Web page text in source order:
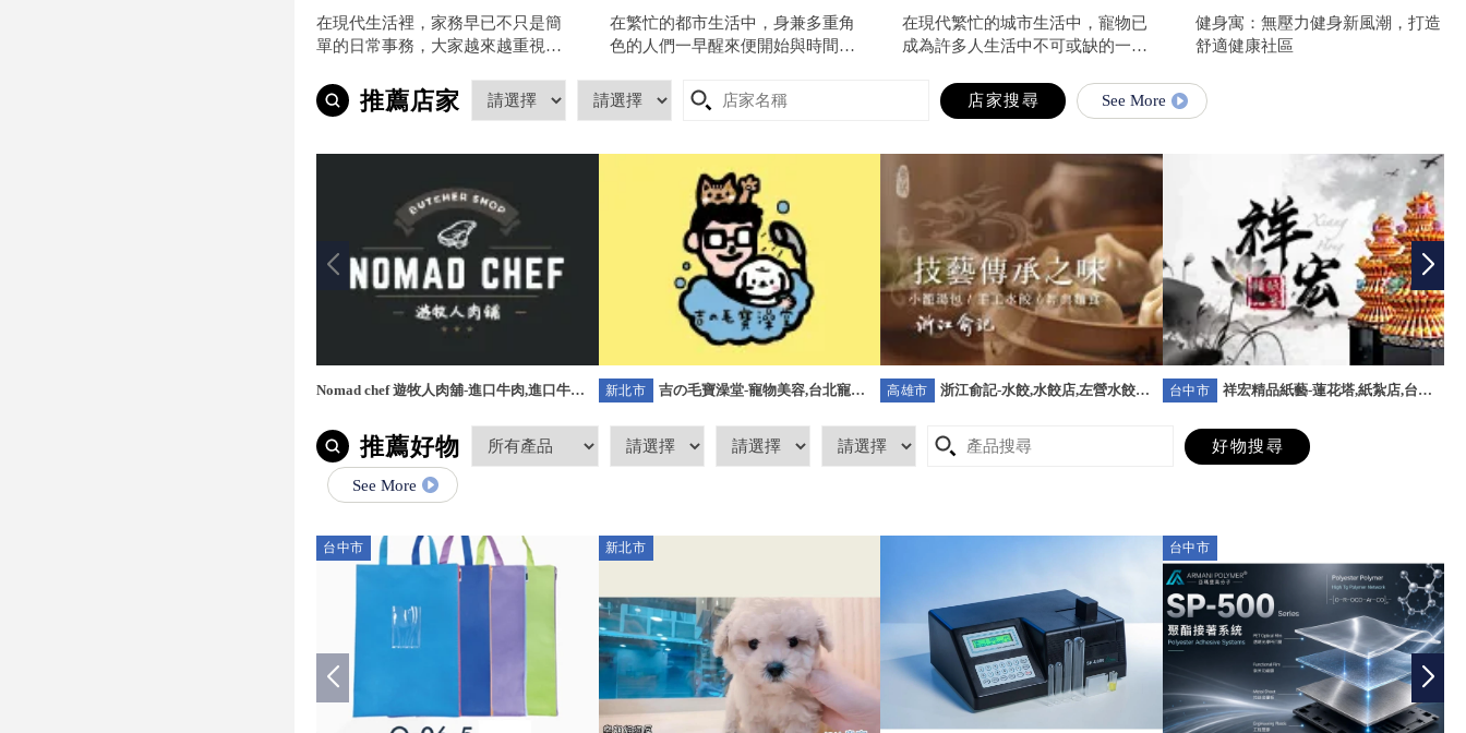
在現代生活裡，家務早已不只是簡
單的日常事務，大家越來越重視方
小事卻常常讓人煩惱。像是衣服太
多、空間不夠，或是遇到突然變
在繁忙的都市生活中，身兼多重角
色的人們一早醒來便開始與時間賽
鍵。
在現代繁忙的城市生活中，寵物已
成為許多人生活中不可或缺的一部
昏，帶來無限的歡樂和慰藉。當愛
寵的生命走到盡頭時，飼主們往往
得體面、安心，成為每一位寵物家
長們心中最重要的訴求。
健身寓：無壓力健身新風潮，打造
舒適健康社區
推薦店家 See More
Nomad chef 遊牧人肉舖-進口牛肉,進口牛肉
新北市
吉の毛寶澡堂-寵物美容,台北寵物
容
高雄市
浙江俞記-水餃,水餃店,左營水餃店,
台中市
祥宏精品紙藝-蓮花塔,紙紮店,台北
推薦好物
See More
台中市 新北市 台中市